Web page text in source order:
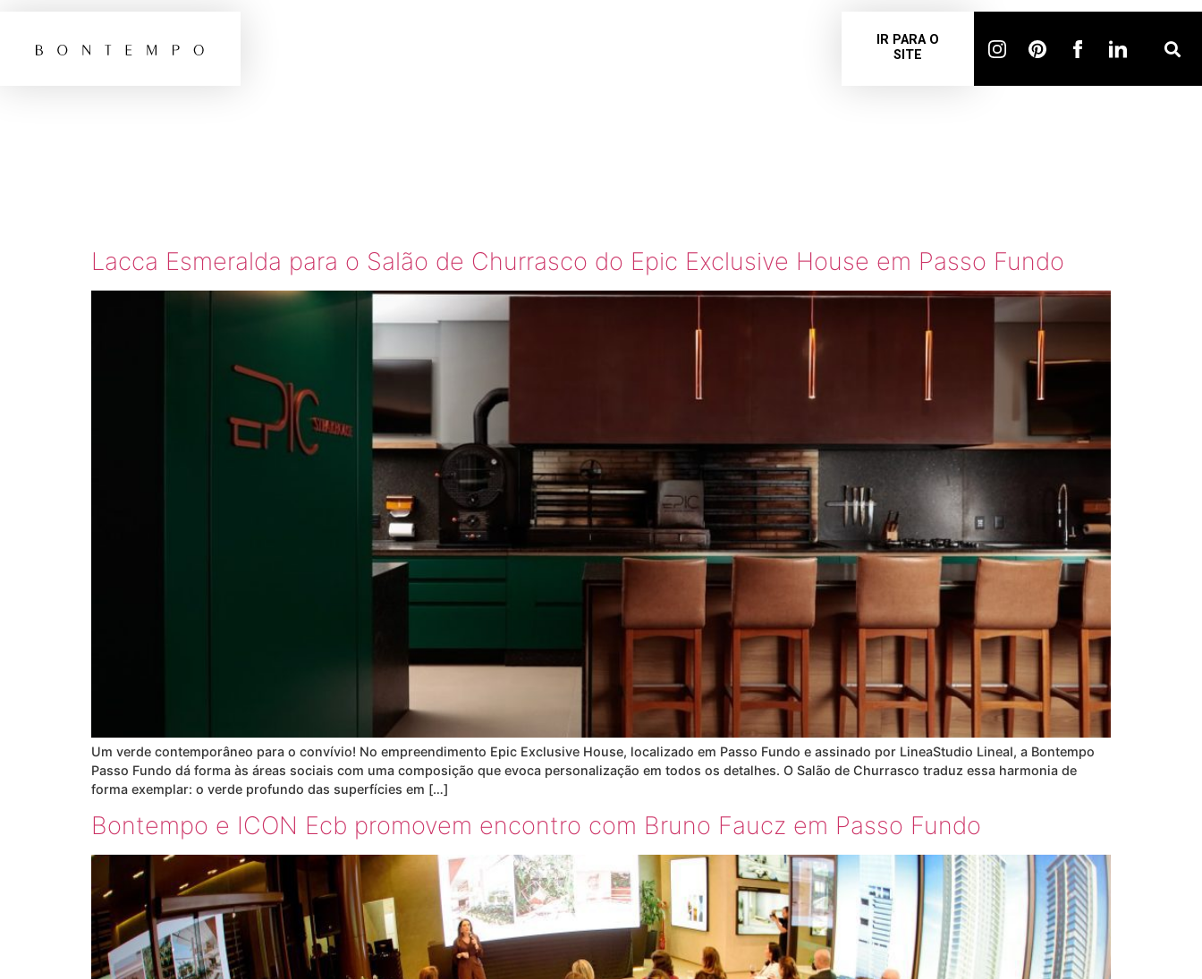
IR PARA O
SITE
Lacca Esmeralda para o Salão de Churrasco do Epic Exclusive House em Passo Fundo
Um verde contemporâneo para o convívio! No empreendimento Epic Exclusive House, localizado em Passo Fundo e assinado por LineaStudio LineaI, a Bontempo
Passo Fundo dá forma às áreas sociais com uma composição que evoca personalização em todos os detalhes. O Salão de Churrasco traduz essa harmonia de
forma exemplar: o verde profundo das superfícies em […]
Bontempo e ICON Ecb promovem encontro com Bruno Faucz em Passo Fundo